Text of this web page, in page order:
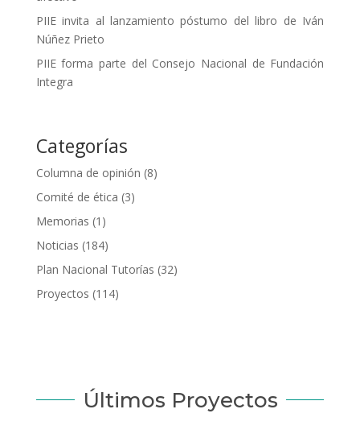
PIIE invita al lanzamiento póstumo del libro de Iván
Núñez Prieto
PIIE forma parte del Consejo Nacional de Fundación
Integra
Categorías
Columna de opinión (8)
Comité de ética (3)
Memorias (1)
Noticias (184)
Plan Nacional Tutorías (32)
Proyectos (114)
Últimos Proyectos